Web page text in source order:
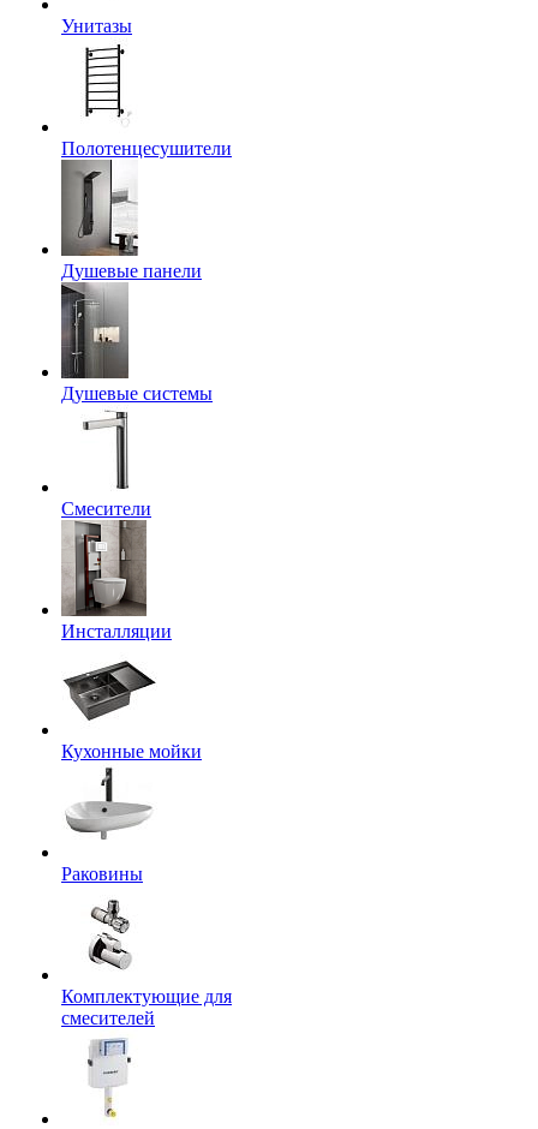
Унитазы
Полотенцесушители
Душевые панели
Душевые системы
Смесители
Инсталляции
Кухонные мойки
Раковины
Комплектующие для
смесителей